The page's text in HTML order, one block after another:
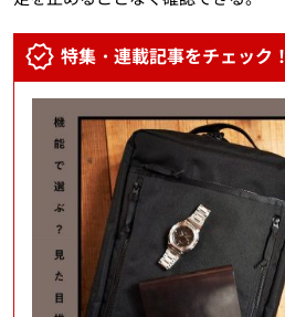
特集・連載記事をチェック！